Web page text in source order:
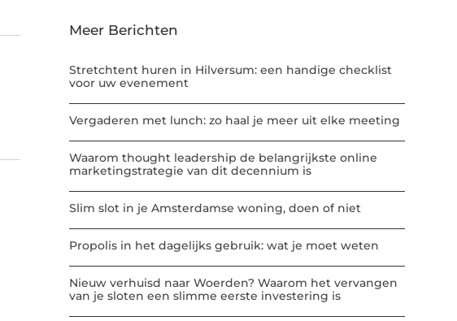
Meer Berichten
Stretchtent huren in Hilversum: een handige checklist
voor uw evenement
Vergaderen met lunch: zo haal je meer uit elke meeting
Waarom thought leadership de belangrijkste online
marketingstrategie van dit decennium is
Slim slot in je Amsterdamse woning, doen of niet
Propolis in het dagelijks gebruik: wat je moet weten
Nieuw verhuisd naar Woerden? Waarom het vervangen
van je sloten een slimme eerste investering is